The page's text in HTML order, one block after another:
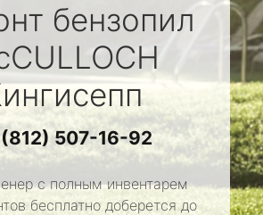
бензопил
507-16-92
с полным инвентарем
бесплатно доберется до